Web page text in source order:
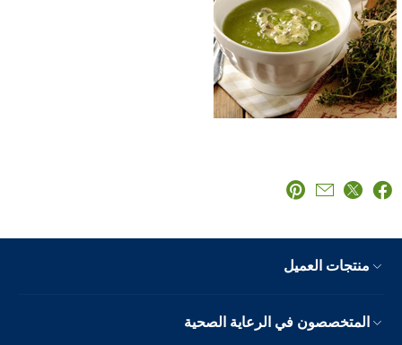
منتجات العميل
المتخصصون في الرعاية الصحية